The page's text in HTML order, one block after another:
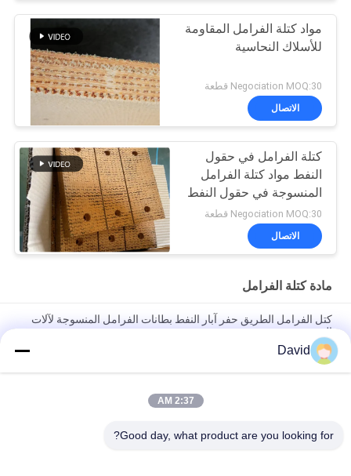
مواد كتلة الفرامل المقاومة
للأسلاك النحاسية
Negociation MOQ:30 قطعة
الاتصال
كتلة الفرامل في حقول
النفط مواد كتلة الفرامل
المنسوجة في حقول النفط
لحافلة الحفر
Negociation MOQ:30 قطعة
الاتصال
مادة كتلة الفرامل
كتل الفرامل الطريق حفر آبار النفط بطانات الفرامل المنسوجة لآلات
الحفر
بطانة فرامل منسوجة خالية من الأسبستوس، كتلة فرامل منسوجة،
وسادة فرامل منسوجة لحفر آبار النفط
آلة الحفر المنسوجة غطاء الفرامل الكتل الفرامل الراتنجية لبرنامج حفر
David
2:37 AM
Good day, what product are you looking for?